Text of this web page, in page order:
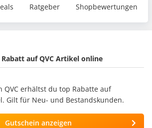
Ratgeber Shopbewertungen
auf QVC Artikel online
QVC erhältst du top Rabatte auf
Gilt für Neu- und Bestandskunden.
Gutschein anzeigen